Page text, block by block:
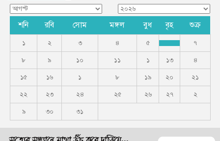
শনি রবি সোম মঙ্গল বুধ বৃহ শুক্র
১ ২ ৩ ৪ ৫ ৭
৮ ৯ ১০ ১১ ১ ১৩ ৪
১৫ ১৬ ১ ৮ ১৯ ২০ ২১
২২ ২৩ ২৪ ২৫ ২৬ ২৭ ২
৯ ৩০ ৩১